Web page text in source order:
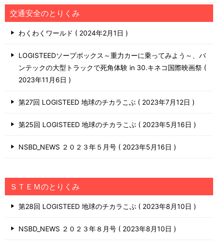
交通安全のとりくみ
わくわくワールド 2024年2月1日
LOGISTEEDソープボックス～重力カーに乗ってみよう～、バ
ンテックの大型トラックで死角体験 in 30.キネコ国際映画祭
2023年11月6日
第27回 LOGISTEED 地球のチカラこぶ 2023年7月12日
第25回 LOGISTEED 地球のチカラこぶ 2023年5月16日
NSBD_NEWS ２０２３年５月号 2023年5月16日
ＳＴＥＭのとりくみ
第28回 LOGISTEED 地球のチカラこぶ 2023年8月10日
NSBD_NEWS ２０２３年８月号 2023年8月10日